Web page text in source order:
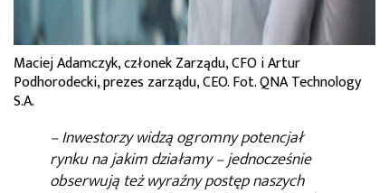
Maciej Adamczyk, członek Zarządu, CFO i Artur
Podhorodecki, prezes zarządu, CEO. Fot. QNA Technology
S.A.
– Inwestorzy widzą ogromny potencjał
rynku na jakim działamy – jednocześnie
obserwują też wyraźny postęp naszych